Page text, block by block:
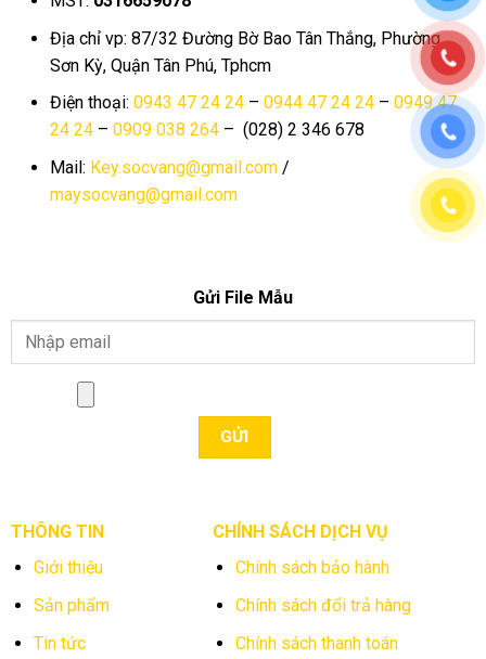
Địa chỉ vp: 87/32 Đường Bờ Bao Tân Thắng, Phường
Sơn Kỳ, Quận Tân Phú, Tphcm
Điện thoại: 0943 47 24 24– 0944 47 24 24– 0949 47
24 24– 0909 038 264– (028) 2 346 678
Mail: Key.socvang@gmail.com/
maysocvang@gmail.com
Gửi File Mẫu
THÔNG TIN
Giới thiệu
Sản phẩm
Tin tức
CHÍNH SÁCH DỊCH VỤ
Chính sách bảo hành
Chính sách đổi trả hàng
Chính sách thanh toán